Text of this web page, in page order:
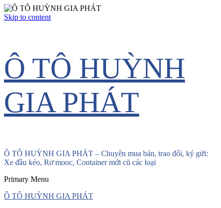
Skip to content
Ô TÔ HUỲNH
GIA PHÁT
Ô TÔ HUỲNH GIA PHÁT – Chuyên mua bán, trao đổi, ký gửi:
Xe đầu kéo, Rơ mooc, Container mới cũ các loại
Primary Menu
Ô TÔ HUỲNH GIA PHÁT